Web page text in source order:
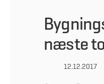
næste
12.12.2017